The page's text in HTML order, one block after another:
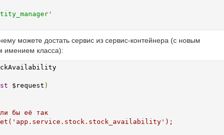
можете достать сервис из сервис-контейнера (с новым
имением класса):
$request )
бы её так